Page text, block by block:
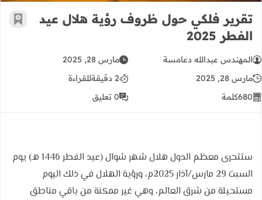
تقرير فلكي حول ظروف رؤية هلال عيد
الفطر 2025
أضف
المهندس عبدالله دعامسة
مارس 28, 2025
مارس 28, 2025
2 دقيقة
للقراءة
680كلمة 0 تعليق
ستتحرى معظم الدول هلال شهر شوال (عيد الفطر 1446 هـ) يوم
السبت 29 مارس/آذار 2025م، ورؤية الهلال في ذلك اليوم
مستحيلة من شرق العالم، وهي غير ممكنة من باقي مناطق